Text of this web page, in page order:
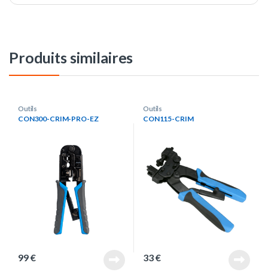
Produits similaires
Outils
CON300-CRIM-PRO-EZ
99€
Outils
CON115-CRIM
33€